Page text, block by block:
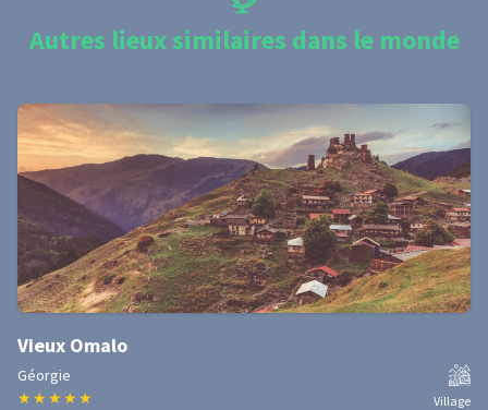
Autres lieux similaires dans le monde
Vieux Omalo
Géorgie
★ ★ ★ ★ ★ Village